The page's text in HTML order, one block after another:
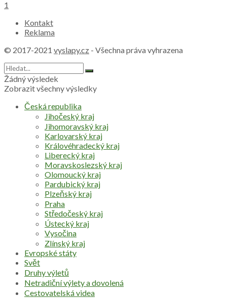
1
Kontakt
Reklama
© 2017-2021 vyslapy.cz - Všechna práva vyhrazena
Žádný výsledek
Zobrazit všechny výsledky
Česká republika
Jihočeský kraj
Jihomoravský kraj
Karlovarský kraj
Královéhradecký kraj
Liberecký kraj
Moravskoslezský kraj
Olomoucký kraj
Pardubický kraj
Plzeňský kraj
Praha
Středočeský kraj
Ústecký kraj
Vysočina
Zlínský kraj
Evropské státy
Svět
Druhy výletů
Netradiční výlety a dovolená
Cestovatelská videa